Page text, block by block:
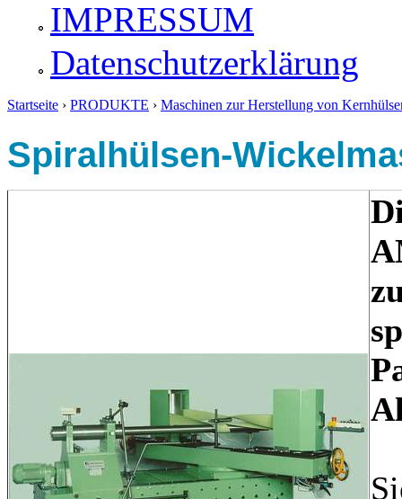
IMPRESSUM
Datenschutzerklärung
Startseite › PRODUKTE › Maschinen zur Herstellung von
Spiralhülsen-